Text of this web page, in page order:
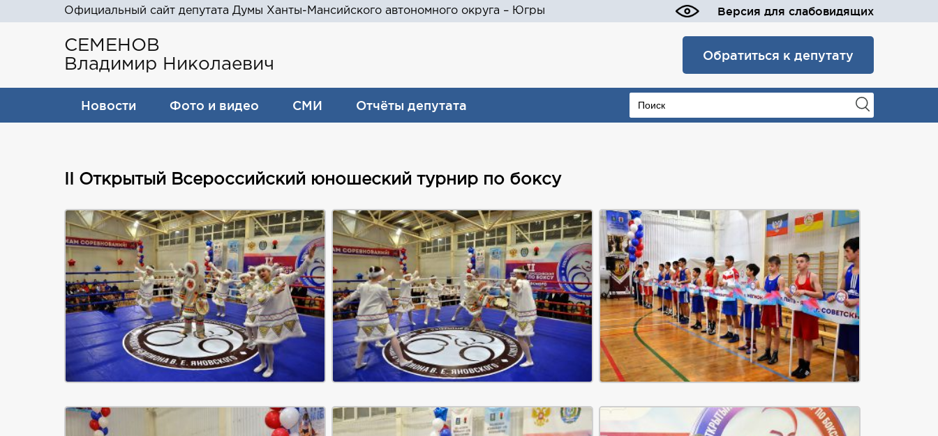
Официальный сайт депутата Думы Ханты-Мансийского автономного округа – Югры Версия для слабовидящих
СЕМЕНОВ
Владимир Николаевич
Обратиться к депутату
Новости Фото и видео СМИ Отчёты депутата
II Открытый Всероссийский юношеский турнир по боксу